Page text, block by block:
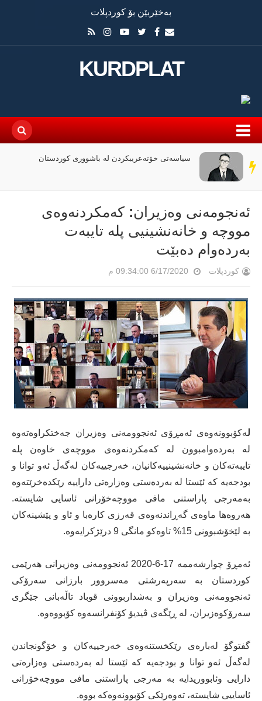
بەخێربێن بۆ کوردپلات
KURDPLAT
سەر
دێڕ
چۆن فیلمی (ئۆدیسە)ی کریستۆفەر نۆلان بووبە
ئەنجومەنی وەزیران: کەمکردنەوەی
مووچە و خانەنشینیی پلە تایبەت
بەردەوام دەبێت
کوردپلات 6/17/2020 09:34:00 م
لەکۆبوونەوەی ئەمڕۆی ئەنجوومەنی وەزیران جەختکراوەتەوە
لە بەردەوامبوون لە کەمکردنەوەی مووچەی خاوەن پلە
تایبەتەکان و خانەنشینییەکانیان، خەرجییەکان لەگەڵ ئەو توانا و
بودجەیە کە ئێستا لە بەردەستی وەزارەتی داراییە رێکدەخرێتەوە
بەمەرجی پاراستنی مافی مووچەخۆرانی ئاسایی شایستە.
هەروەها ماوەی گەڕاندنەوەی قەرزی کارەبا و ئاو و پێشینەکان
بە لێخۆشبوونی 15% تاوەکو مانگی 9 درێژکرایەوە.
ئەمڕۆ چوارشەممە 17-6-2020 ئەنجوومەنی وەزیرانی هەرێمی
کوردستان بە سەرپەرشتی مەسروور بارزانی سەرۆکی
ئەنجوومەنی وەزیران و بەشداربوونی قوباد تاڵەبانی جێگری
سەرۆکوەزیران، لە ڕێگەی ڤیدیۆ کۆنفرانسەوە کۆبووەوە.
گفتوگۆ لەبارەی رێکخستنەوەی خەرجییەکان و خۆگونجاندن
لەگەڵ ئەو توانا و بودجەیە کە ئێستا لە بەردەستی وەزارەتی
دارایی وئابووریدایە بە مەرجی پاراستنی مافی مووچەخۆرانی
ئاساییی شایستە، تەوەرێکی کۆبوونەوەکە بووە.